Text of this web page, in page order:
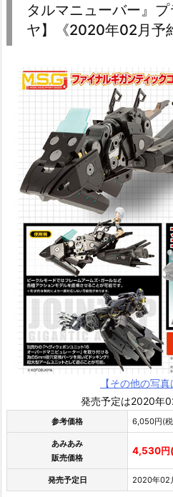
タルマニューバー』
ヤ】《2020年02月予
【その他の写真
発売予定は2020年
参考価格 6,050円(
あみあみ
販売価格
4,530円
発売予定日 2020年02